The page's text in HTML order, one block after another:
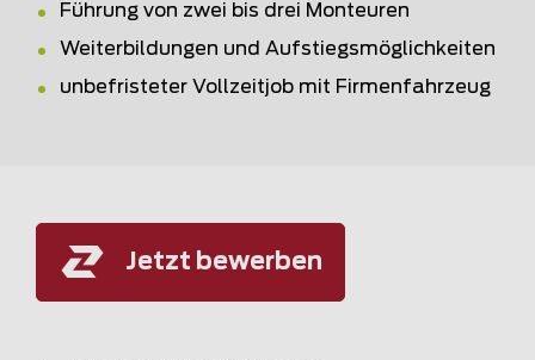
Führung von zwei bis drei Monteuren
Weiterbildungen und Aufstiegsmöglichkeiten
unbefristeter Vollzeitjob mit Firmenfahrzeug
Jetzt bewerben